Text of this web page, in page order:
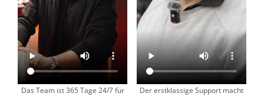
Das Team ist 365 Tage 24/7 für
Der erstklassige Support macht